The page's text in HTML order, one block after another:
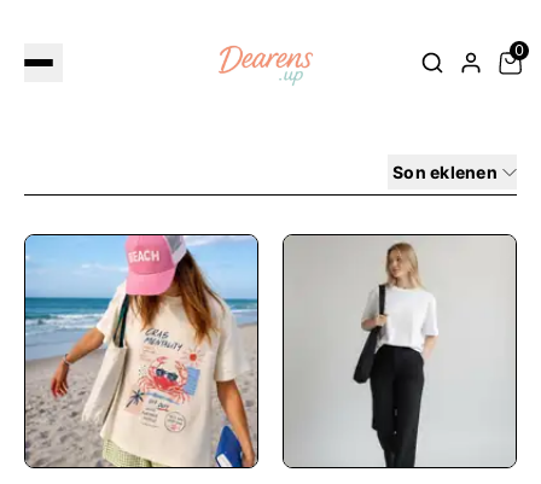
0
Son eklenen